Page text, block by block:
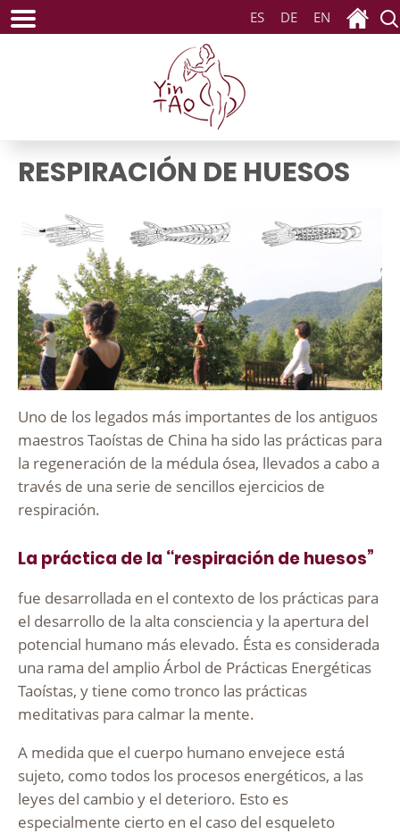
ES DE EN
RESPIRACIÓN DE HUESOS
Uno de los legados más importantes de los antiguos
maestros Taoístas de China ha sido las prácticas para
la regeneración de la médula ósea, llevados a cabo a
través de una serie de sencillos ejercicios de
respiración.
La práctica de la “respiración de huesos”
fue desarrollada en el contexto de los prácticas para
el desarrollo de la alta consciencia y la apertura del
potencial humano más elevado. Ésta es considerada
una rama del amplio Árbol de Prácticas Energéticas
Taoístas, y tiene como tronco las prácticas
meditativas para calmar la mente.
A medida que el cuerpo humano envejece está
sujeto, como todos los procesos energéticos, a las
leyes del cambio y el deterioro. Esto es
especialmente cierto en el caso del esqueleto